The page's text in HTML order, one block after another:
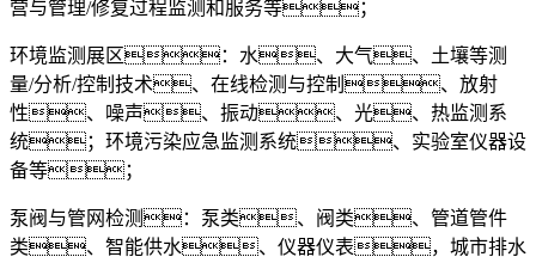
营与管理/修复过程监测和服务等；
环境监测展区：水、大气、土壤等测
量/分析/控制技术、在线检测与控制、放射
性、噪声、振动、光、热监测系
统；环境污染应急监测系统、实验室仪器设
备等；
泵阀与管网检测：泵类、阀类、管道管件
类、智能供水、仪器仪表，城市排水